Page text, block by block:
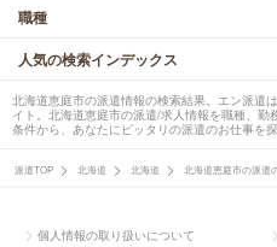
職種
人気の検索インデックス
北海道恵庭市の派遣情報の検索結果。エン派遣
イト。北海道恵庭市の派遣/求人情報を職種、
条件から、あなたにピッタリの派遣のお仕事を探
派遣TOP 北海道 北海道 北海道恵庭市の派遣
個人情報の取り扱いについて